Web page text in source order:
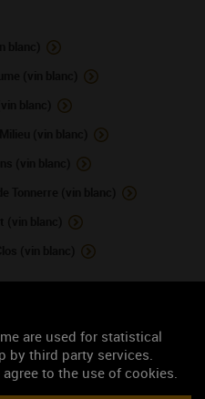
are used for statistical
by third party services.
to the use of cookies.